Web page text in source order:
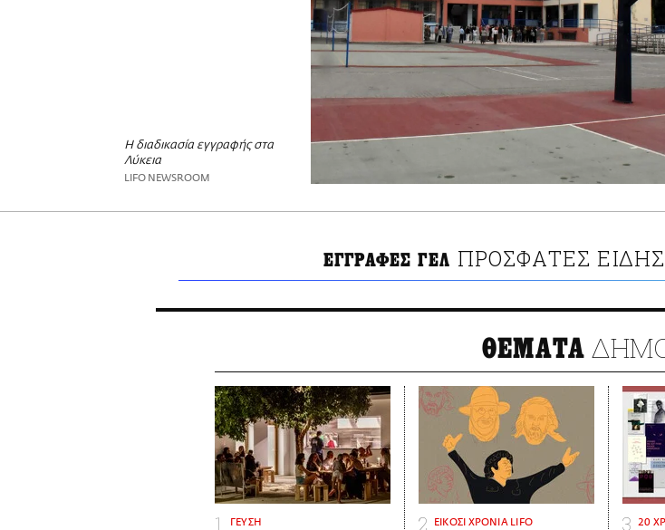
Η διαδικασία εγγραφής στα
Λύκεια
LIFO NEWSROOM
ΕΓΓΡΑΦΕΣ ΓΕΛ ΠΡΟΣΦΑΤΕΣ
ΘΕΜΑΤΑ
ΓΕΥΣΗ ΕΙΚΟΣΙ ΧΡΟΝΙΑ LIFO 20